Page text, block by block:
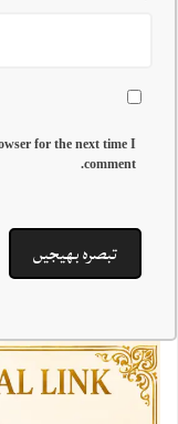
for the next time I
comment.